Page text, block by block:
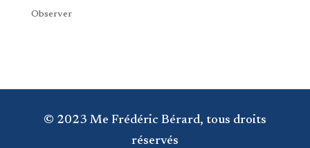
Observer
© 2023 Me Frédéric Bérard, tous droits
réservés